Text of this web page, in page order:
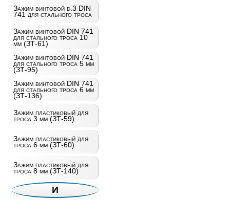
Зажим винтовой d.3 DIN
741 для стального троса
Зажим винтовой DIN 741
для стального троса 10
мм (ЗТ-61)
Зажим винтовой DIN 741
для стального троса 5 мм
(ЗТ-95)
Зажим винтовой DIN 741
для стального троса 6 мм
(ЗТ-136)
Зажим пластиковый для
троса 3 мм (ЗТ-59)
Зажим пластиковый для
троса 6 мм (ЗТ-60)
Зажим пластиковый для
троса 8 мм (ЗТ-140)
И